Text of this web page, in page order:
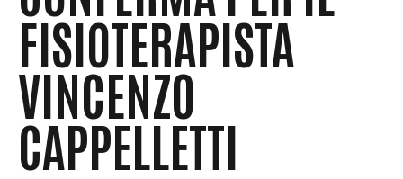
FISIOTERAPISTA
VINCENZO
CAPPELLETTI